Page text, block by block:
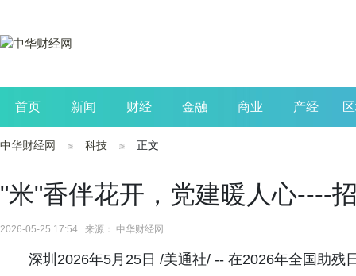
首页 新闻 财经 金融 商业 产经
公司 生活 读书
中华财经网 科技 正文
"米"香伴花开，党建暖人心----
2026-05-25 17:54 来源： 中华财经网
深圳2026年5月25日 /美通社/ -- 在2026年全国助残